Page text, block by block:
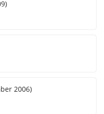
2006)